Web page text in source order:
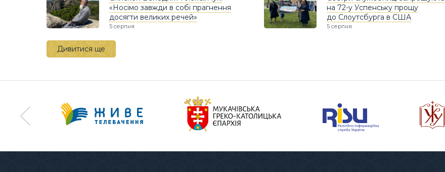
«Носімо завжди в собі прагнення
досягти великих речей»
5 серпня
на 72-у Успенську прощу
до Слоутсбурга в США
5 серпня
Дивитися ще